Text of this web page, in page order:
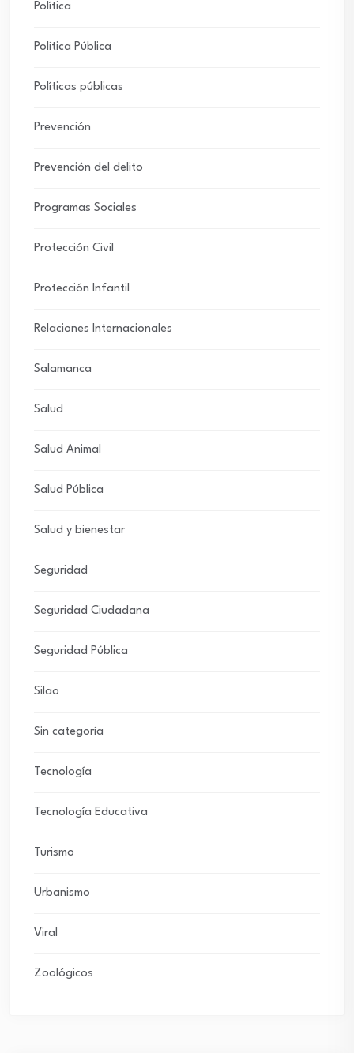
Política
Política Pública
Políticas públicas
Prevención
Prevención del delito
Programas Sociales
Protección Civil
Protección Infantil
Relaciones Internacionales
Salamanca
Salud
Salud Animal
Salud Pública
Salud y bienestar
Seguridad
Seguridad Ciudadana
Seguridad Pública
Silao
Sin categoría
Tecnología
Tecnología Educativa
Turismo
Urbanismo
Viral
Zoológicos